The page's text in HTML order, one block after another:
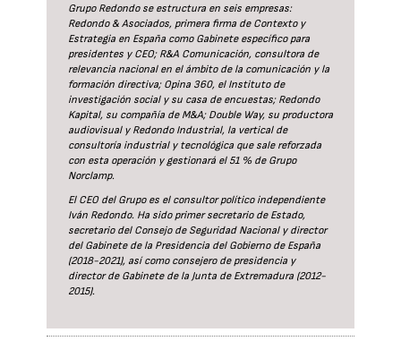
Grupo Redondo se estructura en seis empresas:
Redondo & Asociados, primera firma de Contexto y
Estrategia en España como Gabinete específico para
presidentes y CEO; R&A Comunicación, consultora de
relevancia nacional en el ámbito de la comunicación y la
formación directiva; Opina 360, el Instituto de
investigación social y su casa de encuestas; Redondo
Kapital, su compañía de M&A; Double Way, su productora
audiovisual y Redondo Industrial, la vertical de
consultoría industrial y tecnológica que sale reforzada
con esta operación y gestionará el 51 % de Grupo
Norclamp.
El CEO del Grupo es el consultor político independiente
Iván Redondo. Ha sido primer secretario de Estado,
secretario del Consejo de Seguridad Nacional y director
del Gabinete de la Presidencia del Gobierno de España
(2018-2021), así como consejero de presidencia y
director de Gabinete de la Junta de Extremadura (2012-
2015).